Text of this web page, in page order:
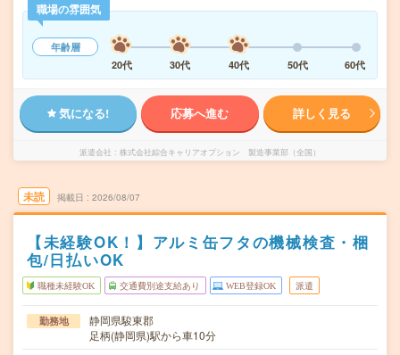
職場の雰囲気
年齢層
20代
30代 40代 50代 60代
気になる! 応募へ進む 詳しく見る
派遣会社 株式会社綜合キャリアオプション 製造事業部（全国）
未読 掲載日 2026/08/07
【未経験OK！】アルミ缶フタの機械検査・梱
包/日払いOK
職種未経験OK 交通費別途支給あり WEB登録OK 派遣
勤務地
静岡県駿東郡
足柄(静岡県)駅から車10分